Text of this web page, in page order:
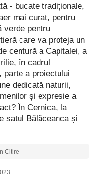
- bucate tradiționale,
mai curat, pentru
verde pentru
care va proteja un
centură a Capitalei, a
în cadrul
parte a proiectului
dedicată naturii,
și expresie a
În Cernica, la
satul Bălăceanca și
Citire